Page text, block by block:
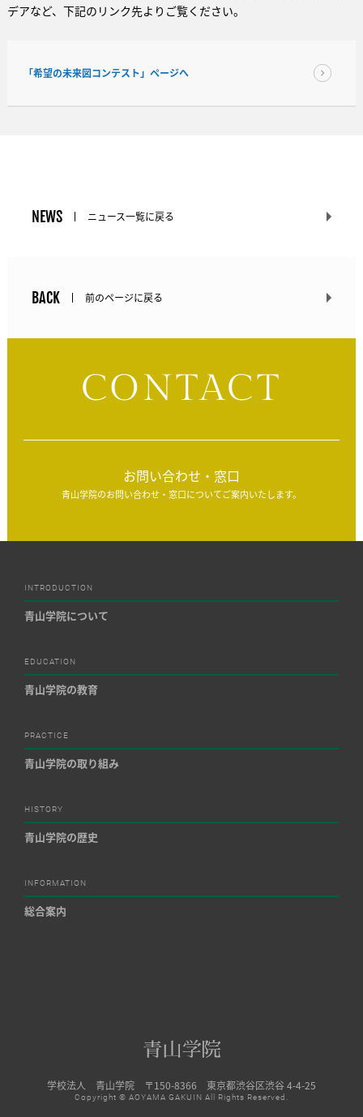
デアなど、下記のリンク先よりご覧ください。
「希望の未来図コンテスト」ページへ
NEWS ニュース一覧に戻る
BACK 前のページに戻る
CONTACT
お問い合わせ・窓口
青山学院のお問い合わせ・窓口についてご案内いたします。
INTRODUCTION
青山学院について
EDUCATION
青山学院の教育
PRACTICE
青山学院の取り組み
HISTORY
青山学院の歴史
INFORMATION
総合案内
学校法人 青山学院 〒150-8366 東京都渋谷区渋谷 4-4-25
Copyright © AOYAMA GAKUIN All Rights Reserved.